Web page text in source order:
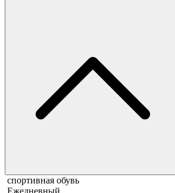
спортивная обувь